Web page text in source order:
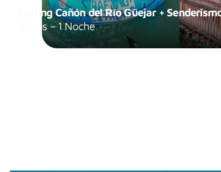
Rafting Cañón del Río Güejar +
2 Días – 1 Noche